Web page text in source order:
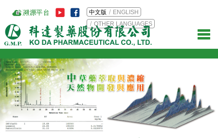
中文版
ENGLISH
OTHER LANGUAGES